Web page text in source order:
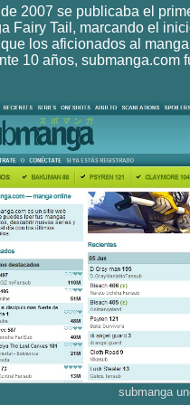
2007 se publicaba el
Fairy Tail, marcando el
los aficionados al
10 años, submanga.com
submanga